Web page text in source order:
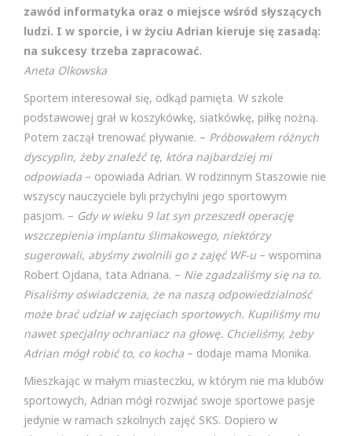
zawód informatyka oraz o miejsce wśród słyszących
ludzi. I w sporcie, i w życiu Adrian kieruje się zasadą:
na sukcesy trzeba zapracować.
Aneta Olkowska
Sportem interesował się, odkąd pamięta. W szkole
podstawowej grał w koszykówkę, siatkówkę, piłkę nożną.
Potem zaczął trenować pływanie. – Próbowałem różnych
dyscyplin, żeby znaleźć tę, która najbardziej mi
odpowiada – opowiada Adrian. W rodzinnym Staszowie nie
wszyscy nauczyciele byli przychylni jego sportowym
pasjom. – Gdy w wieku 9 lat syn przeszedł operację
wszczepienia implantu ślimakowego, niektórzy
sugerowali, abyśmy zwolnili go z zajęć WF-u – wspomina
Robert Ojdana, tata Adriana. – Nie zgadzaliśmy się na to.
Pisaliśmy oświadczenia, że na naszą odpowiedzialność
może brać udział w zajęciach sportowych. Kupiliśmy mu
nawet specjalny ochraniacz na głowę. Chcieliśmy, żeby
Adrian mógł robić to, co kocha – dodaje mama Monika.
Mieszkając w małym miasteczku, w którym nie ma klubów
sportowych, Adrian mógł rozwijać swoje sportowe pasje
jedynie w ramach szkolnych zajęć SKS. Dopiero w